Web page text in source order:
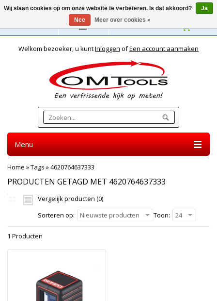
Nederlands
Welkom bezoeker, u kuntInloggen ofEen account aanmaken
Menu
Home »Tags »4620764637333
PRODUCTEN GETAGD MET 4620764637333
Vergelijk producten (0)
Sorteren op:
Nieuwste producten Toon: 24
1 Producten
Wij slaan cookies op om onze website te verbeteren. Is dat akkoord?
Ja
Nee
Meer over cookies »